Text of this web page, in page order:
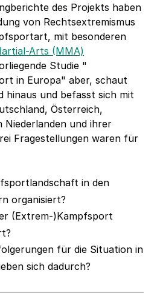
des Projekts haben
von Rechtsextremismus
mit besonderen
Arts (MMA)
Studie "
in Europa" aber, schaut
hinaus und befasst sich mit
Österreich,
Niederlanden und ihrer
Fragestellungen waren für
in den
organisiert?
(Extrem-)Kampfsport
für die Situation in
sich dadurch?